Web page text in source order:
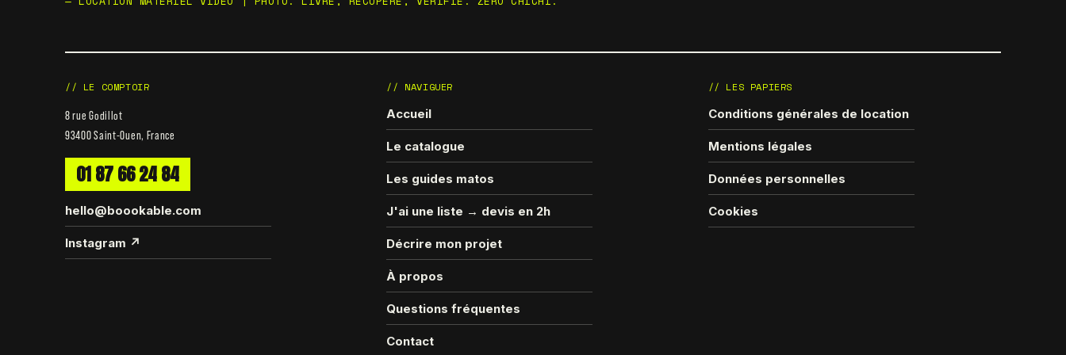
// LE COMPTOIR
8 rue Godillot
93400 Saint-Ouen, France
01 87 66 24 84
hello@boookable.com
Instagram ↗
// NAVIGUER
Accueil
Le catalogue
Les guides matos
J'ai une liste → devis en 2h
Décrire mon projet
À propos
Questions fréquentes
Contact
// LES PAPIERS
Conditions générales de location
Mentions légales
Données personnelles
Cookies